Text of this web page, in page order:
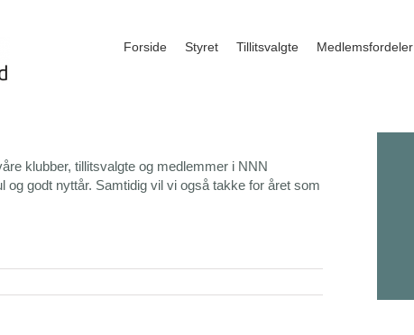
Forside Styret Tillitsvalgte Medlemsfordeler
klubber, tillitsvalgte og medlemmer i NNN
og godt nyttår. Samtidig vil vi også takke for året som